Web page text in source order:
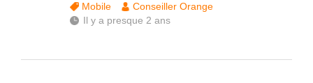
Mobile
Conseiller Orange
Il y a presque 2 ans